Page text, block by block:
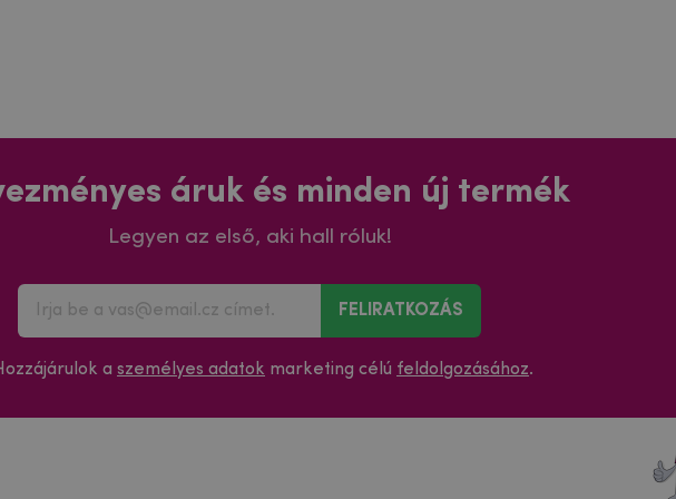
áruk és minden új termék
Legyen az első, aki hall róluk!
FELIRATKOZÁS
a személyes adatok marketing célú feldolgozásához.